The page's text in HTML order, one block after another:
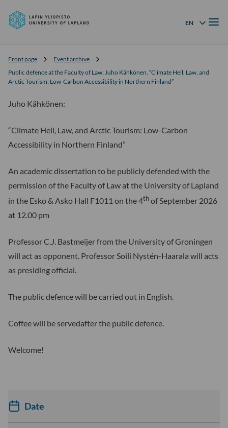
Skip to
content ↓
of
EN
Language menu
Menu
Front page
Event archive
Public defence at the Faculty of Law: Juho Kähkönen, “Climate Hell, Law, and
Arctic Tourism: Low-Carbon Accessibility in Northern Finland”
Juho Kähkönen:
“Climate Hell, Law, and Arctic Tourism: Low-Carbon
Accessibility in Northern Finland”
An academic dissertation to be publicly defended with the
permission of the Faculty of Law at the University of Lapland
in the Esko & Asko Hall F1011 on the 4thof September 2026
at 12.00 pm
Professor C.J. Bastmeijer from the University of Groningen
will act as opponent. Professor Soili Nystén-Haarala will acts
as presiding official.
The public defence will be carried out in English.
Coffee will be servedafter the public defence.
Welcome!
Date